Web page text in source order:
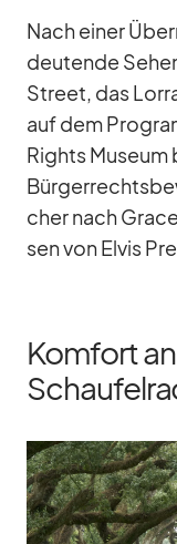
Nach ei­ner
deu­tende
Street, das
auf dem
Rights
cher nach
sen von El­vis
Komfort